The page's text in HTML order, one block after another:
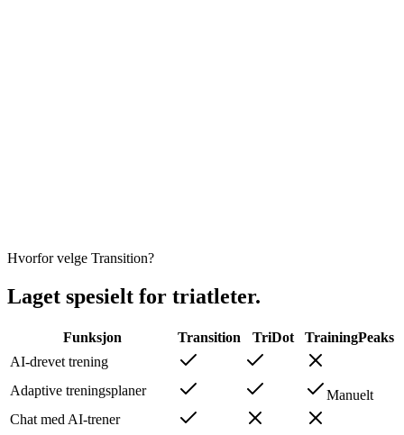
Hvorfor velge Transition?
Laget spesielt for triatleter.
Funksjon Transition TriDot
TrainingPeaks
AI-drevet trening
Adaptive treningsplaner
Manuelt
Chat med AI-trener